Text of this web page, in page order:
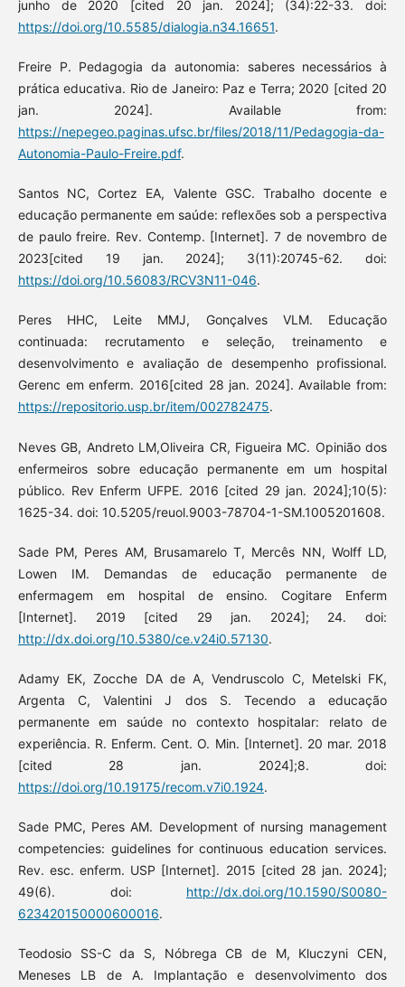
junho de 2020 [cited 20 jan. 2024]; (34):22-33. doi:
https://doi.org/10.5585/dialogia.n34.16651.
Freire P. Pedagogia da autonomia: saberes necessários à
prática educativa. Rio de Janeiro: Paz e Terra; 2020 [cited 20
jan. 2024]. Available from:
https://nepegeo.paginas.ufsc.br/files/2018/11/Pedagogia-da-
Autonomia-Paulo-Freire.pdf.
Santos NC, Cortez EA, Valente GSC. Trabalho docente e
educação permanente em saúde: reflexões sob a perspectiva
de paulo freire. Rev. Contemp. [Internet]. 7 de novembro de
2023[cited 19 jan. 2024]; 3(11):20745-62. doi:
https://doi.org/10.56083/RCV3N11-046.
Peres HHC, Leite MMJ, Gonçalves VLM. Educação
continuada: recrutamento e seleção, treinamento e
desenvolvimento e avaliação de desempenho profissional.
Gerenc em enferm. 2016[cited 28 jan. 2024]. Available from:
https://repositorio.usp.br/item/002782475.
Neves GB, Andreto LM,Oliveira CR, Figueira MC. Opinião dos
enfermeiros sobre educação permanente em um hospital
público. Rev Enferm UFPE. 2016 [cited 29 jan. 2024];10(5):
1625-34. doi: 10.5205/reuol.9003-78704-1-SM.1005201608.
Sade PM, Peres AM, Brusamarelo T, Mercês NN, Wolff LD,
Lowen IM. Demandas de educação permanente de
enfermagem em hospital de ensino. Cogitare Enferm
[Internet]. 2019 [cited 29 jan. 2024]; 24. doi:
http://dx.doi.org/10.5380/ce.v24i0.57130.
Adamy EK, Zocche DA de A, Vendruscolo C, Metelski FK,
Argenta C, Valentini J dos S. Tecendo a educação
permanente em saúde no contexto hospitalar: relato de
experiência. R. Enferm. Cent. O. Min. [Internet]. 20 mar. 2018
[cited 28 jan. 2024];8. doi:
https://doi.org/10.19175/recom.v7i0.1924.
Sade PMC, Peres AM. Development of nursing management
competencies: guidelines for continuous education services.
Rev. esc. enferm. USP [Internet]. 2015 [cited 28 jan. 2024];
49(6). doi: http://dx.doi.org/10.1590/S0080-
623420150000600016.
Teodosio SS-C da S, Nóbrega CB de M, Kluczyni CEN,
Meneses LB de A. Implantação e desenvolvimento dos